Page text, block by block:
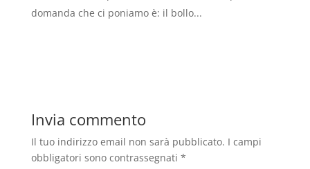
domanda che ci poniamo è: il bollo...
Invia commento
Il tuo indirizzo email non sarà pubblicato. I campi
obbligatori sono contrassegnati *